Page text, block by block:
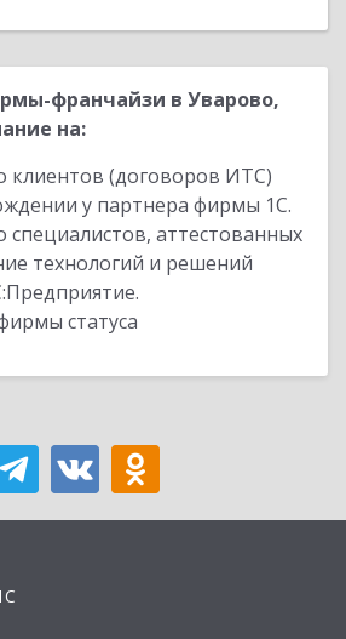
франчайзи в Уварово,
на:
клиентов (договоров ИТС)
у партнера фирмы 1С.
специалистов, аттестованных
технологий и решений
статуса